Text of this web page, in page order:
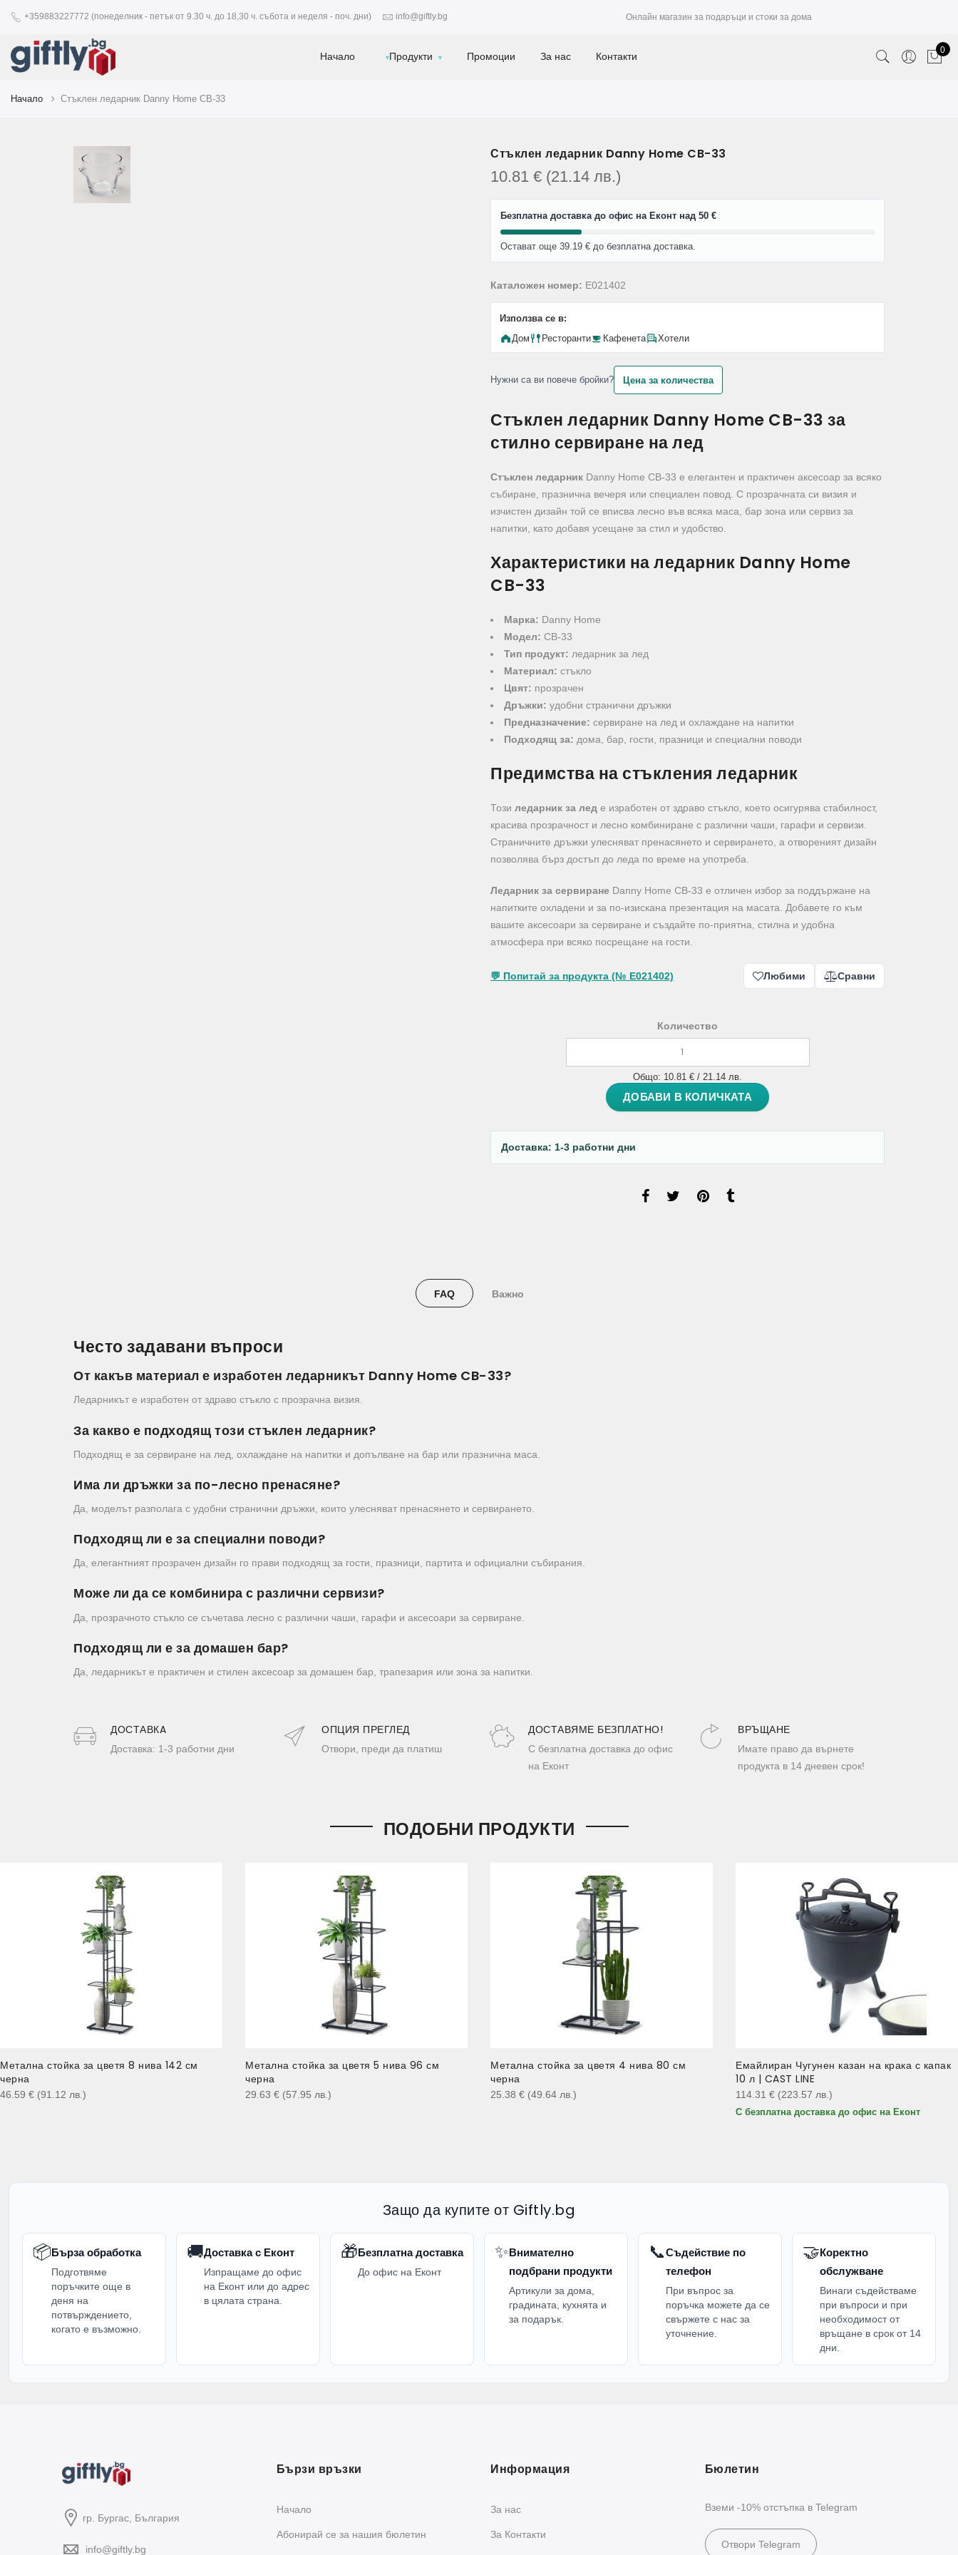
+359883227772 (понеделник - петък от 9.30 ч. до 18,30 ч. събота и неделя - поч. дни) info@giftly.bg Онлайн магазин за подаръци и стоки за дома
Начало Продукти Промоции За нас Контакти 0
Начало Стъклен ледарник Danny Home CB-33
Стъклен ледарник Danny Home CB-33
10.81 € (21.14 лв.)
Безплатна доставка до офис на Еконт над 50 €
Остават още 39.19 € до безплатна доставка.
Каталожен номер: E021402
Използва се в:
Дом
Ресторанти Кафенета Хотели
Нужни са ви повече бройки? Цена за количества
Стъклен ледарник Danny Home CB-33 за
стилно сервиране на лед
Стъклен ледарник Danny Home CB-33 е елегантен и практичен аксесоар за всяко
събиране, празнична вечеря или специален повод. С прозрачната си визия и
изчистен дизайн той се вписва лесно във всяка маса, бар зона или сервиз за
напитки, като добавя усещане за стил и удобство.
Характеристики на ледарник Danny Home
CB-33
Марка: Danny Home
Модел: CB-33
Тип продукт: ледарник за лед
Материал: стъкло
Цвят: прозрачен
Дръжки: удобни странични дръжки
Предназначение: сервиране на лед и охлаждане на напитки
Подходящ за: дома, бар, гости, празници и специални поводи
Предимства на стъкления ледарник
Този ледарник за лед е изработен от здраво стъкло, което осигурява стабилност,
красива прозрачност и лесно комбиниране с различни чаши, гарафи и сервизи.
Страничните дръжки улесняват пренасянето и сервирането, а отвореният дизайн
позволява бърз достъп до леда по време на употреба.
Ледарник за сервиране Danny Home CB-33 е отличен избор за поддържане на
напитките охладени и за по-изискана презентация на масата. Добавете го към
вашите аксесоари за сервиране и създайте по-приятна, стилна и удобна
атмосфера при всяко посрещане на гости.
💬 Попитай за продукта (№ E021402) Любими Сравни
Количество
Общо: 10.81 € / 21.14 лв.
ДОБАВИ В КОЛИЧКАТА
Доставка: 1-3 работни дни
FAQ Важно
Често задавани въпроси
От какъв материал е изработен ледарникът Danny Home CB-33?
Ледарникът е изработен от здраво стъкло с прозрачна визия.
За какво е подходящ този стъклен ледарник?
Подходящ е за сервиране на лед, охлаждане на напитки и допълване на бар или празнична маса.
Има ли дръжки за по-лесно пренасяне?
Да, моделът разполага с удобни странични дръжки, които улесняват пренасянето и сервирането.
Подходящ ли е за специални поводи?
Да, елегантният прозрачен дизайн го прави подходящ за гости, празници, партита и официални събирания.
Може ли да се комбинира с различни сервизи?
Да, прозрачното стъкло се съчетава лесно с различни чаши, гарафи и аксесоари за сервиране.
Подходящ ли е за домашен бар?
Да, ледарникът е практичен и стилен аксесоар за домашен бар, трапезария или зона за напитки.
ДОСТАВКA
Доставка: 1-3 работни дни
ОПЦИЯ ПРЕГЛЕД
Отвори, преди да платиш
ДОСТАВЯМЕ БЕЗПЛАТНО!
С безплатна доставка до офис
на Еконт
ВРЪЩАНЕ
Имате право да върнете
продукта в 14 дневен срок!
ПОДОБНИ ПРОДУКТИ
Метална стойка за цветя 8 нива 142 см
черна
46.59 € (91.12 лв. )
Метална стойка за цветя 5 нива 96 см
черна
29.63 € (57.95 лв. )
Метална стойка за цветя 4 нива 80 см
черна
25.38 € (49.64 лв. )
Емайлиран Чугунен казан на крака с капак
10 л | CAST LINE
114.31 € (223.57 лв. )
С безплатна доставка до офис на Еконт
Защо да купите от Giftly.bg
📦Бърза обработка
Подготвяме
поръчките още в
деня на
потвърждението,
когато е възможно.
🚚Доставка с Еконт
Изпращаме до офис
на Еконт или до адрес
в цялата страна.
🎁Безплатна доставка
До офис на Еконт
✨Внимателно
подбрани продукти
Артикули за дома,
градината, кухнята и
за подарък.
📞Съдействие по
телефон
При въпрос за
поръчка можете да се
свържете с нас за
уточнение.
🤝Коректно
обслужване
Винаги съдействаме
при въпроси и при
необходимост от
връщане в срок от 14
дни.
гр. Бургас, България
info@giftly.bg
Бързи връзки
Начало
Абонирай се за нашия бюлетин
Информация
За нас
За Контакти
Бюлетин
Вземи -10% отстъпка в Telegram
Отвори Telegram